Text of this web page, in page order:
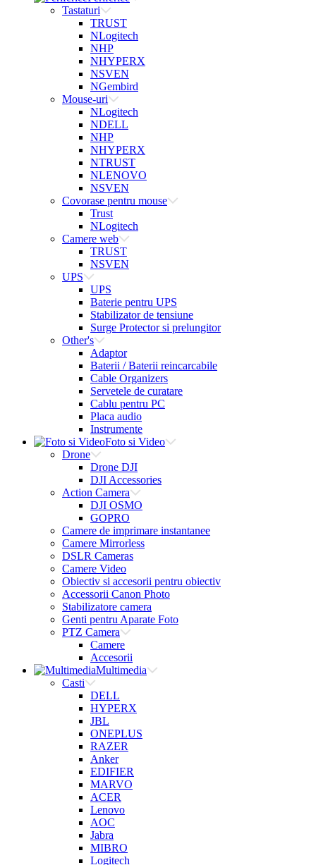
Tastaturi
TRUST
NLogitech
NHP
NHYPERX
NSVEN
NGembird
Mouse-uri
NLogitech
NDELL
NHP
NHYPERX
NTRUST
NLENOVO
NSVEN
Covorase pentru mouse
Trust
NLogitech
Camere web
TRUST
NSVEN
UPS
UPS
Baterie pentru UPS
Stabilizator de tensiune
Surge Protector si prelungitor
Other's
Adaptor
Baterii / Baterii reincarcabile
Cable Organizers
Servetele de curatare
Cablu pentru PC
Placa audio
Instrumente
Foto si Video
Drone
Drone DJI
DJI Accessories
Action Camera
DJI OSMO
GOPRO
Camere de imprimare instantanee
Camere Mirrorless
DSLR Cameras
Camere Video
Obiectiv si accesorii pentru obiectiv
Accessorii Canon Photo
Stabilizatore camera
Genti pentru Aparate Foto
PTZ Camera
Camere
Accesorii
Multimedia
Casti
DELL
HYPERX
JBL
ONEPLUS
RAZER
Anker
EDIFIER
MARVO
ACER
Lenovo
AOC
Jabra
MIBRO
Logitech